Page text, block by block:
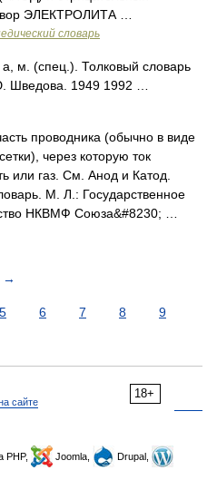
ЭЛЕКТРОЛИТА …
словарь
м. (спец.). Толковый словарь
Шведова. 1949 1992 …
проводника (обычно в виде
через которую ток
или газ. См. Анод и Катод.
М. Л.: Государственное
НКВМФ Союза&#8230; …
→
5 6 7 8
9
18+
сайте
PHP, Joomla,
Drupal,